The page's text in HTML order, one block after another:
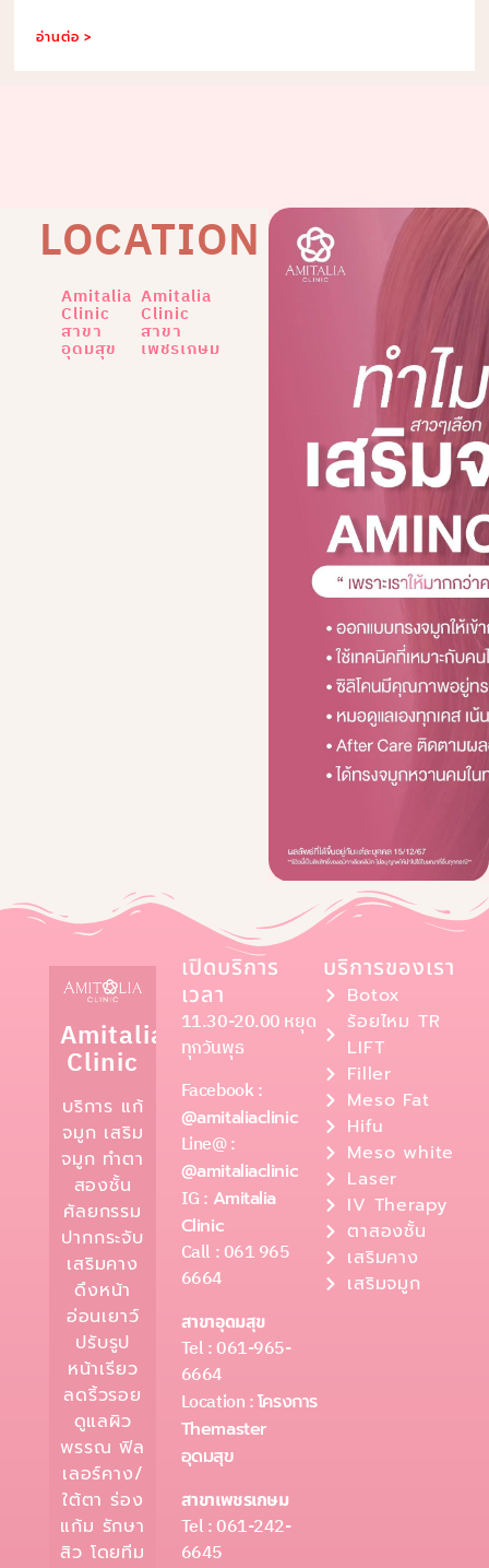
อ่านต่อ >
LOCATION
Amitalia
Clinic
สาขา
อุดมสุข
Amitalia
Clinic
สาขา
เพชรเกษม
Amitalia
Clinic
บริการ แก้
จมูก เสริม
จมูก ทำตา
สองชั้น
ศัลยกรรม
ปากกระจับ
เสริมคาง
ดึงหน้า
อ่อนเยาว์
ปรับรูป
หน้าเรียว
ลดริ้วรอย
ดูแลผิว
พรรณ ฟิล
เลอร์คาง/
ใต้ตา ร่อง
แก้ม รักษา
สิว โดยทีม
เปิดบริการ
เวลา
11.30-20.00 หยุด
ทุกวันพุธ
Facebook :
@amitaliaclinic
Line@ :
@amitaliaclinic
IG : Amitalia
Clinic
Call : 061 965
6664
สาขาอุดมสุข
Tel : 061-965-
6664
Location :โครงการ
Themaster
อุดมสุข
สาขาเพชรเกษม
Tel : 061-242-
6645
บริการของเรา
Botox
ร้อยไหม TR
LIFT
Filler
Meso Fat
Hifu
Meso white
Laser
IV Therapy
ตาสองชั้น
เสริมคาง
เสริมจมูก